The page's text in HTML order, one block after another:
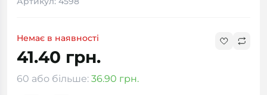
Немає в наявності
41.40 грн.
60 або більше: 36.90 грн.